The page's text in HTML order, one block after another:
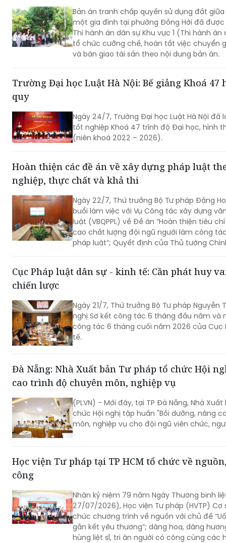
Bản án tranh chấp quyền sử dụng đất
một gia đình tại phường Đồng Hới đã được
Thi hành án dân sự Khu vực 1 (Thi hành
tổ chức cưỡng chế, hoàn tất việc chuyển
và bàn giao tài sản theo nội dung bản án.
Trường Đại học Luật Hà Nội: Bế giảng Khoá 47
quy
Ngày 24/7, Trường Đại học Luật Hà Nội đã
tốt nghiệp Khoá 47 trình độ Đại học, hình
(niên khoá 2022 – 2026).
Hoàn thiện các đề án về xây dựng pháp luật
nghiệp, thực chất và khả thi
Ngày 22/7, Thứ trưởng Bộ Tư pháp Đặng
buổi làm việc với Vụ Công tác xây dựng
luật (VBQPPL) về Đề án “Hoàn thiện tiêu
cao chất lượng đội ngũ người làm công
pháp luật”; Quyết định của Thủ tướng
Chính phủ về việc phê duyệt Đề án thí
Cục Pháp luật dân sự - kinh tế: Cần phát huy
chiến lược
Ngày 21/7, Thứ trưởng Bộ Tư pháp Nguyễn
nghị Sơ kết công tác 6 tháng đầu năm và
công tác 6 tháng cuối năm 2026 của Cục
tế.
Đà Nẵng: Nhà Xuất bản Tư pháp tổ chức Hội
cao trình độ chuyên môn, nghiệp vụ
(PLVN) - Mới đây, tại TP Đà Nẵng, Nhà
chức Hội nghị tập huấn "Bồi dưỡng, nâng
môn, nghiệp vụ cho đội ngũ viên chức,
Học viện Tư pháp tại TP HCM tổ chức về
công
Nhân kỷ niệm 79 năm Ngày Thương binh
27/07/2026), Học viện Tư pháp (HVTP) Cơ
chức chương trình về nguồn với chủ đề
gắn kết yêu thương”; dâng hoa, dâng
hùng liệt sĩ, tri ân người có công cùng các